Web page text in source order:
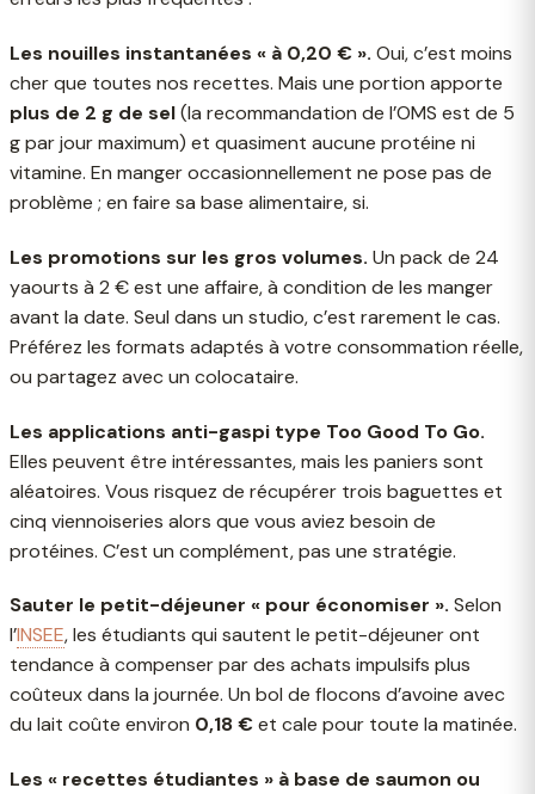
Les nouilles instantanées « à 0,20 € ». Oui, c’est moins
cher que toutes nos recettes. Mais une portion apporte
plus de 2 g de sel(la recommandation de l’OMS est de 5
g par jour maximum) et quasiment aucune protéine ni
vitamine. En manger occasionnellement ne pose pas de
problème ; en faire sa base alimentaire, si.
Les promotions sur les gros volumes. Un pack de 24
yaourts à 2 € est une affaire, à condition de les manger
avant la date. Seul dans un studio, c’est rarement le cas.
Préférez les formats adaptés à votre consommation réelle,
ou partagez avec un colocataire.
Les applications anti-gaspi type Too Good To Go.
Elles peuvent être intéressantes, mais les paniers sont
aléatoires. Vous risquez de récupérer trois baguettes et
cinq viennoiseries alors que vous aviez besoin de
protéines. C’est un complément, pas une stratégie.
Sauter le petit-déjeuner « pour économiser ». Selon
l’INSEE, les étudiants qui sautent le petit-déjeuner ont
tendance à compenser par des achats impulsifs plus
coûteux dans la journée. Un bol de flocons d’avoine avec
du lait coûte environ 0,18 € et cale pour toute la matinée.
Les « recettes étudiantes » à base de saumon ou